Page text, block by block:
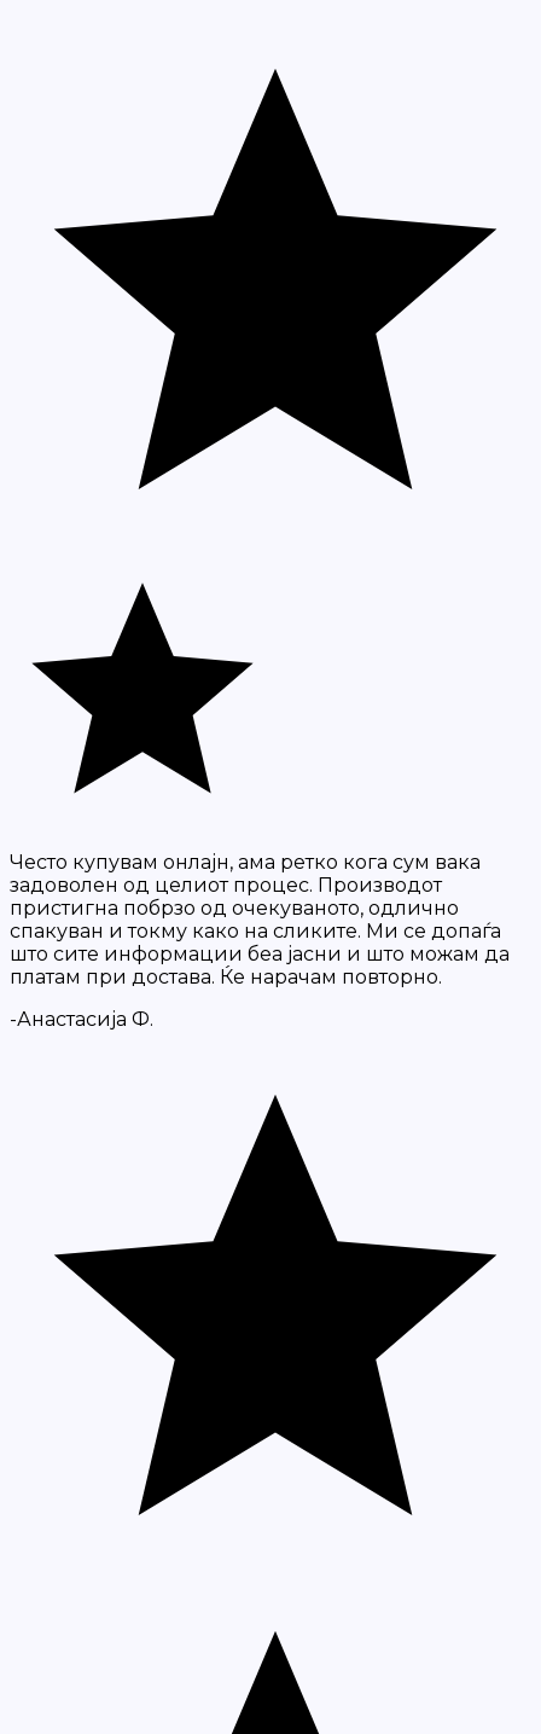
Често купувам онлајн, ама ретко кога сум вака
задоволен од целиот процес. Производот
пристигна побрзо од очекуваното, одлично
спакуван и токму како на сликите. Ми се допаѓа
што сите информации беа јасни и што можам да
платам при достава. Ќе нарачам повторно.
-Анастасија Ф.